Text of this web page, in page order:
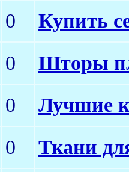
0 Купить
0 Шторы
0 Лучшие
0 Ткани